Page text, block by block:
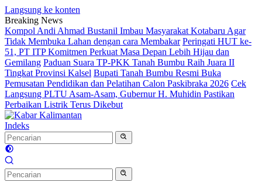
Langsung ke konten
Breaking News
Kompol Andi Ahmad Bustanil Imbau Masyarakat Kotabaru Agar
Tidak Membuka Lahan dengan cara Membakar Peringati HUT ke-
51, PT ITP Komitmen Perkuat Masa Depan Lebih Hijau dan
Gemilang Paduan Suara TP-PKK Tanah Bumbu Raih Juara II
Tingkat Provinsi Kalsel Bupati Tanah Bumbu Resmi Buka
Pemusatan Pendidikan dan Pelatihan Calon Paskibraka 2026 Cek
Langsung PLTU Asam-Asam, Gubernur H. Muhidin Pastikan
Perbaikan Listrik Terus Dikebut
Indeks